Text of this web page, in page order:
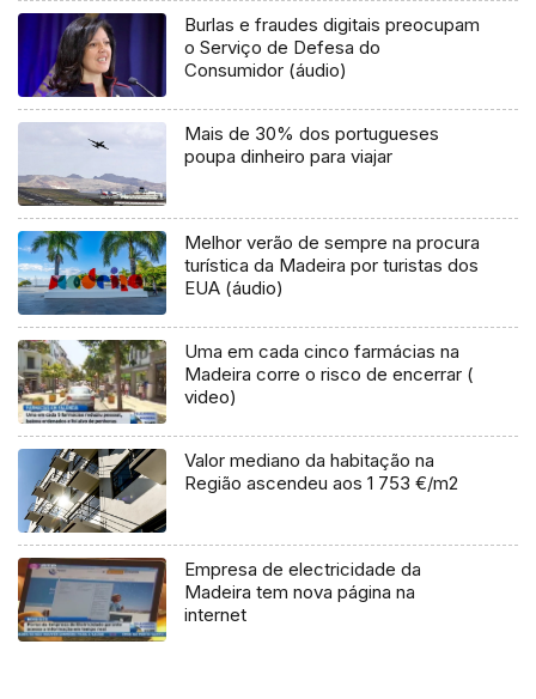
Burlas e fraudes digitais preocupam
o Serviço de Defesa do
Consumidor (áudio)
Mais de 30% dos portugueses
poupa dinheiro para viajar
Melhor verão de sempre na procura
turística da Madeira por turistas dos
EUA (áudio)
Uma em cada cinco farmácias na
Madeira corre o risco de encerrar (
video)
Valor mediano da habitação na
Região ascendeu aos 1 753 €/m2
Empresa de electricidade da
Madeira tem nova página na
internet